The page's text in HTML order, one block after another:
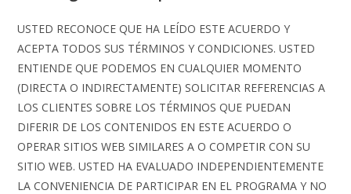
USTED RECONOCE QUE HA LEÍDO ESTE ACUERDO Y
ACEPTA TODOS SUS TÉRMINOS Y CONDICIONES. USTED
ENTIENDE QUE PODEMOS EN CUALQUIER MOMENTO
(DIRECTA O INDIRECTAMENTE) SOLICITAR REFERENCIAS A
LOS CLIENTES SOBRE LOS TÉRMINOS QUE PUEDAN
DIFERIR DE LOS CONTENIDOS EN ESTE ACUERDO O
OPERAR SITIOS WEB SIMILARES A O COMPETIR CON SU
SITIO WEB. USTED HA EVALUADO INDEPENDIENTEMENTE
LA CONVENIENCIA DE PARTICIPAR EN EL PROGRAMA Y NO